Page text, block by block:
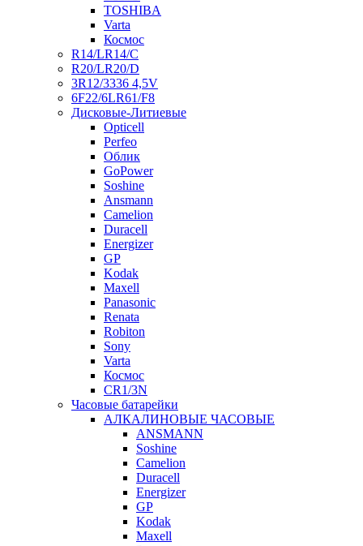
TOSHIBA
Varta
Космос
R14/LR14/C
R20/LR20/D
3R12/3336 4,5V
6F22/6LR61/F8
Дисковые-Литиевые
Opticell
Perfeo
Облик
GoPower
Soshine
Ansmann
Camelion
Duracell
Energizer
GP
Kodak
Maxell
Panasonic
Renata
Robiton
Sony
Varta
Космос
CR1/3N
Часовые батарейки
АЛКАЛИНОВЫЕ ЧАСОВЫЕ
ANSMANN
Soshine
Camelion
Duracell
Energizer
GP
Kodak
Maxell